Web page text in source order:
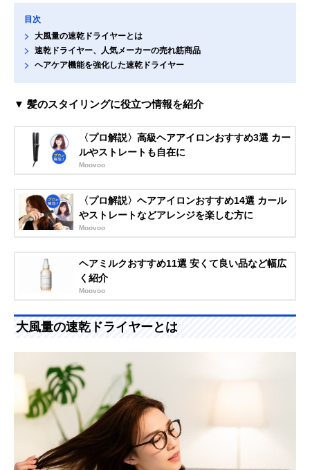
目次
大風量の速乾ドライヤーとは
速乾ドライヤー、人気メーカーの売れ筋商品
ヘアケア機能を強化した速乾ドライヤー
▼ 髪のスタイリングに役立つ情報を紹介
〈プロ解説〉高級ヘアアイロンおすすめ3選 カー
ルやストレートも自在に
Moovoo
〈プロ解説〉ヘアアイロンおすすめ14選 カール
やストレートなどアレンジを楽しむ方に
Moovoo
ヘアミルクおすすめ11選 安くて良い品など幅広
く紹介
Moovoo
大風量の速乾ドライヤーとは